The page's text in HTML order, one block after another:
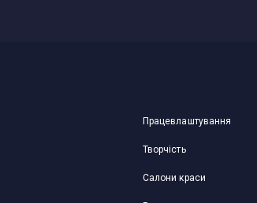
Працевлаштування
Творчість
Салони краси